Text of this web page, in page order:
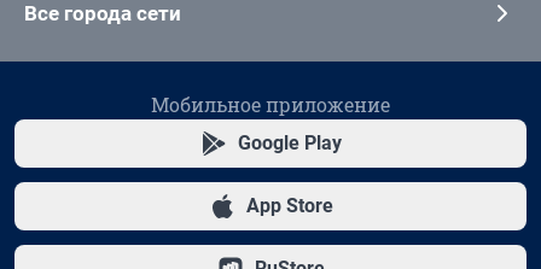
Все города сети
Мобильное приложение
Google Play
App Store